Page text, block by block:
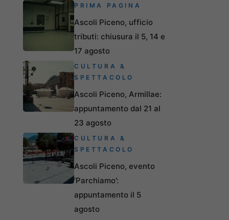
PRIMA PAGINA
Ascoli Piceno, ufficio
tributi: chiusura il 5, 14 e
17 agosto
CULTURA &
SPETTACOLO
Ascoli Piceno, Armillae:
appuntamento dal 21 al
23 agosto
CULTURA &
SPETTACOLO
Ascoli Piceno, evento
‘Parchiamo’:
appuntamento il 5
agosto